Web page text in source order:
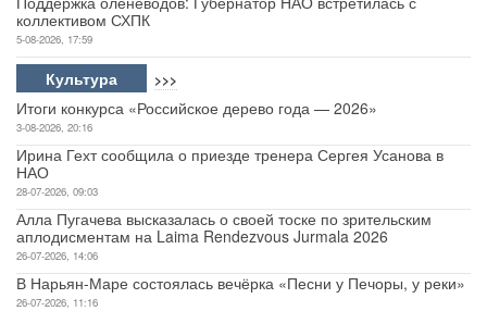
коллективом СХПК
5-08-2026, 17:59
Культура >>>
Итоги конкурса «Российское дерево года — 2026»
3-08-2026, 20:16
Ирина Гехт сообщила о приезде тренера Сергея Усанова в
НАО
28-07-2026, 09:03
Алла Пугачева высказалась о своей тоске по зрительским
аплодисментам на Laima Rendezvous Jurmala 2026
26-07-2026, 14:06
В Нарьян-Маре состоялась вечёрка «Песни у Печоры, у реки»
26-07-2026, 11:16